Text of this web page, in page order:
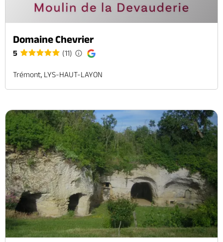
Domaine Chevrier
5 (11)
Trémont, LYS-HAUT-LAYON